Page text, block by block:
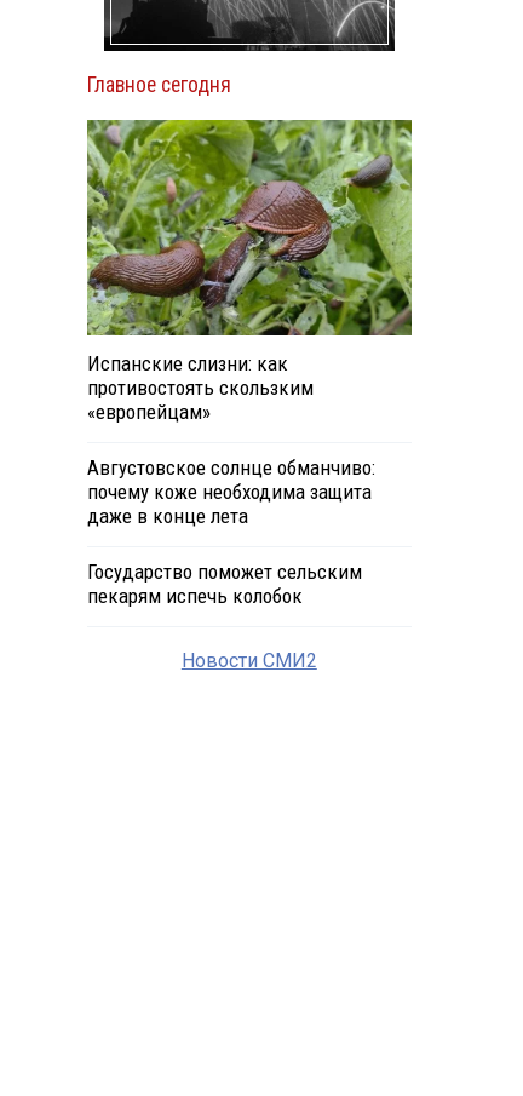
Главное сегодня
Испанские слизни: как
противостоять скользким
«европейцам»
Августовское солнце обманчиво:
почему коже необходима защита
даже в конце лета
Государство поможет сельским
пекарям испечь колобок
Новости СМИ2